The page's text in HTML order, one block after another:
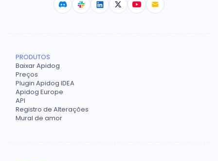
PRODUTOS
Baixar Apidog
Preços
Plugin Apidog IDEA
Apidog Europe
API
Registro de Alterações
Mural de amor